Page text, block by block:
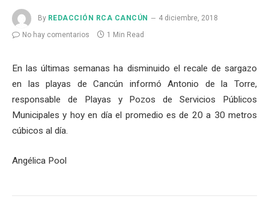
By REDACCIÓN RCA CANCÚN
4 diciembre, 2018
No hay comentarios
1 Min Read
En las últimas semanas ha disminuido el recale de sargazo
en las playas de Cancún informó Antonio de la Torre,
responsable de Playas y Pozos de Servicios Públicos
Municipales y hoy en día el promedio es de 20 a 30 metros
cúbicos al día.
Angélica Pool